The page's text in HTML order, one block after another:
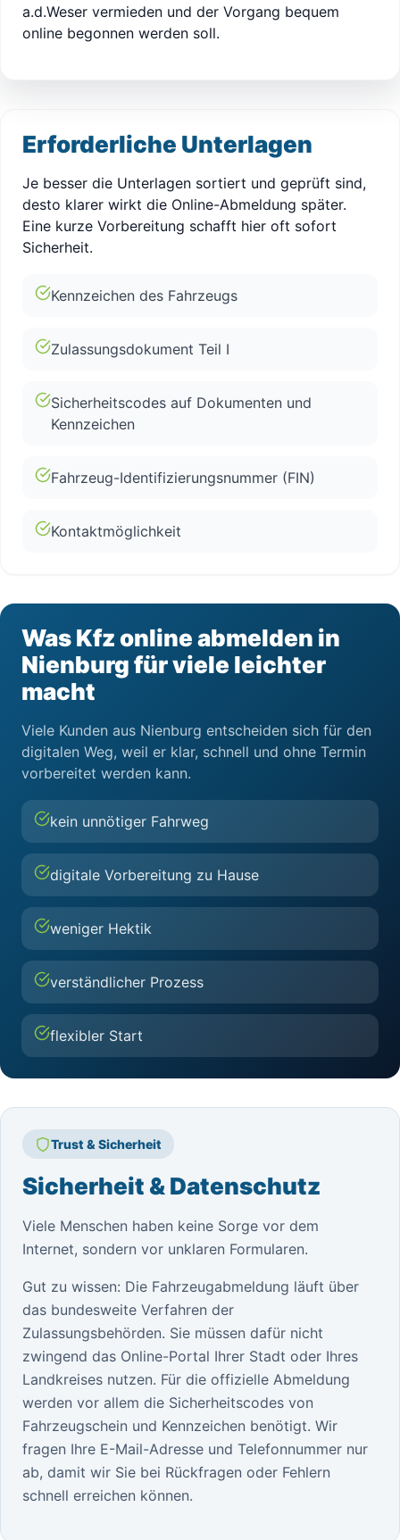
a.d.Weser vermieden und der Vorgang bequem
online begonnen werden soll.
Erforderliche Unterlagen
Je besser die Unterlagen sortiert und geprüft sind,
desto klarer wirkt die Online-Abmeldung später.
Eine kurze Vorbereitung schafft hier oft sofort
Sicherheit.
Kennzeichen des Fahrzeugs
Zulassungsdokument Teil I
Sicherheitscodes auf Dokumenten und
Kennzeichen
Fahrzeug-Identifizierungsnummer (FIN)
Kontaktmöglichkeit
Was Kfz online abmelden in
Nienburg für viele leichter
macht
Viele Kunden aus Nienburg entscheiden sich für den
digitalen Weg, weil er klar, schnell und ohne Termin
vorbereitet werden kann.
kein unnötiger Fahrweg
digitale Vorbereitung zu Hause
weniger Hektik
verständlicher Prozess
flexibler Start
Trust & Sicherheit
Sicherheit & Datenschutz
Viele Menschen haben keine Sorge vor dem
Internet, sondern vor unklaren Formularen.
Gut zu wissen: Die Fahrzeugabmeldung läuft über
das bundesweite Verfahren der
Zulassungsbehörden. Sie müssen dafür nicht
zwingend das Online-Portal Ihrer Stadt oder Ihres
Landkreises nutzen. Für die offizielle Abmeldung
werden vor allem die Sicherheitscodes von
Fahrzeugschein und Kennzeichen benötigt. Wir
fragen Ihre E-Mail-Adresse und Telefonnummer nur
ab, damit wir Sie bei Rückfragen oder Fehlern
schnell erreichen können.